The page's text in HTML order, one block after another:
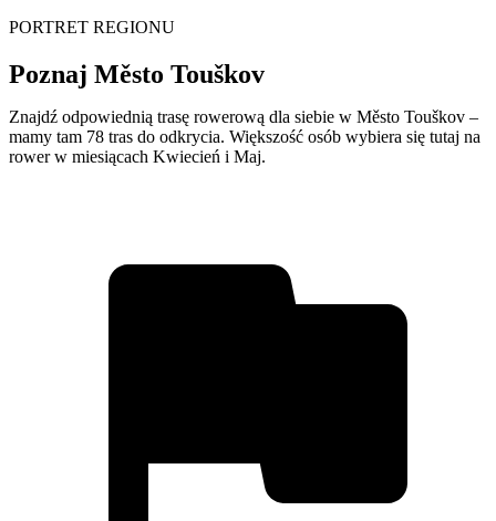
PORTRET REGIONU
Poznaj Město Touškov
Znajdź odpowiednią trasę rowerową dla siebie w Město Touškov –
mamy tam 78 tras do odkrycia. Większość osób wybiera się tutaj na
rower w miesiącach Kwiecień i Maj.